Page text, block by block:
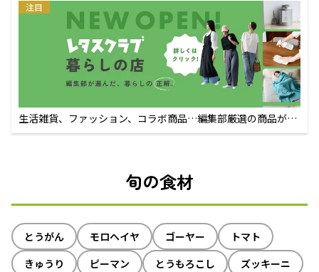
注目
生活雑貨、ファッション、コラボ商品…編集部厳選の商品が買
えるECサイト
旬の食材
とうがん モロヘイヤ ゴーヤー
トマト
きゅうり
ピーマン とうもろこし ズッキーニ